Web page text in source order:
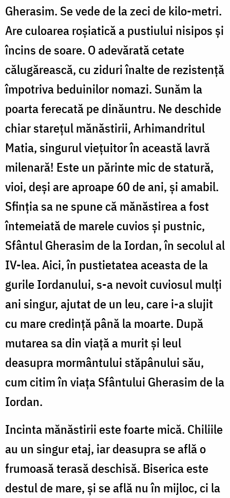
Gherasim. Se vede de la zeci de kilo-metri.
Are culoarea roșiatică a pustiului nisipos și
încins de soare. O adevărată cetate
călugărească, cu ziduri înalte de rezistență
împotriva beduinilor nomazi. Sunăm la
poarta ferecată pe dinăuntru. Ne deschide
chiar starețul mănăstirii, Arhimandritul
Matia, singurul viețuitor în această lavră
milenară! Este un părinte mic de statură,
vioi, deși are aproape 60 de ani, și amabil.
Sfinția sa ne spune că mănăstirea a fost
întemeiată de marele cuvios și pustnic,
Sfântul Gherasim de la Iordan, în secolul al
IV-lea. Aici, în pustietatea aceasta de la
gurile Iordanului, s-a nevoit cuviosul mulți
ani singur, ajutat de un leu, care i-a slujit
cu mare credință până la moarte. După
mutarea sa din viață a murit și leul
deasupra mormântului stăpânului său,
cum citim în viața Sfântului Gherasim de la
Iordan.
Incinta mănăstirii este foarte mică. Chiliile
au un singur etaj, iar deasupra se află o
frumoasă terasă deschisă. Biserica este
destul de mare, și se află nu în mijloc, ci la